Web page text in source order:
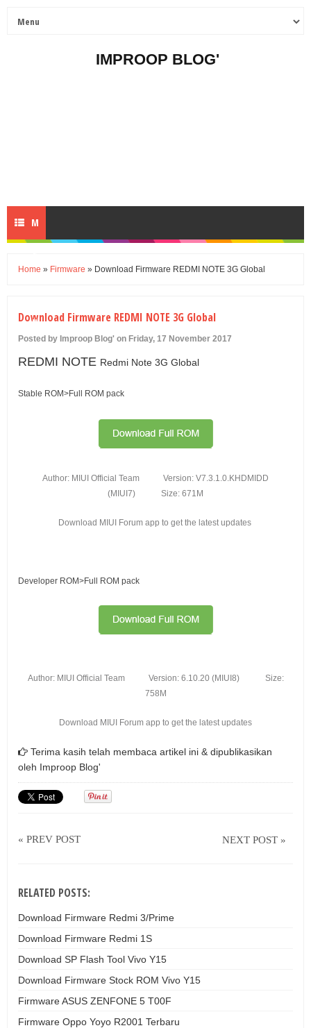
IMPROOP BLOG'
M
U
Home » Firmware » Download Firmware REDMI NOTE 3G Global
Download Firmware REDMI NOTE 3G Global
Posted by Improop Blog' on Friday, 17 November 2017
REDMI NOTE Redmi Note 3G Global
Stable ROM>Full ROM pack
Author: MIUI Official Team
Version: V7.3.1.0.KHDMIDD
(MIUI7)
Size: 671M
Download MIUI Forum app to get the latest updates
Developer ROM>Full ROM pack
Author: MIUI Official Team Version: 6.10.20 (MIUI8)
Size:
758M
Download MIUI Forum app to get the latest updates
Terima kasih telah membaca artikel ini & dipublikasikan
oleh Improop Blog'
« PREV POST NEXT POST »
RELATED POSTS:
Download Firmware Redmi 3/Prime
Download Firmware Redmi 1S
Download SP Flash Tool Vivo Y15
Download Firmware Stock ROM Vivo Y15
Firmware ASUS ZENFONE 5 T00F
Firmware Oppo Yoyo R2001 Terbaru